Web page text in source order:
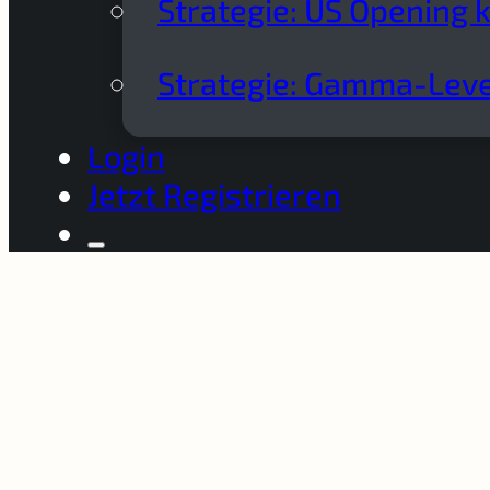
Strategie: US Opening
Strategie: Gamma-
Login
Jetzt Registrieren